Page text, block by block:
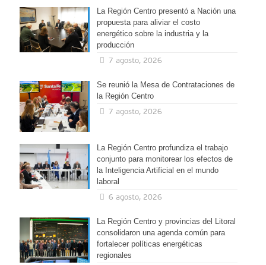
La Región Centro presentó a Nación una
propuesta para aliviar el costo
energético sobre la industria y la
producción
7 agosto, 2026
Se reunió la Mesa de Contrataciones de
la Región Centro
7 agosto, 2026
La Región Centro profundiza el trabajo
conjunto para monitorear los efectos de
la Inteligencia Artificial en el mundo
laboral
6 agosto, 2026
La Región Centro y provincias del Litoral
consolidaron una agenda común para
fortalecer políticas energéticas
regionales